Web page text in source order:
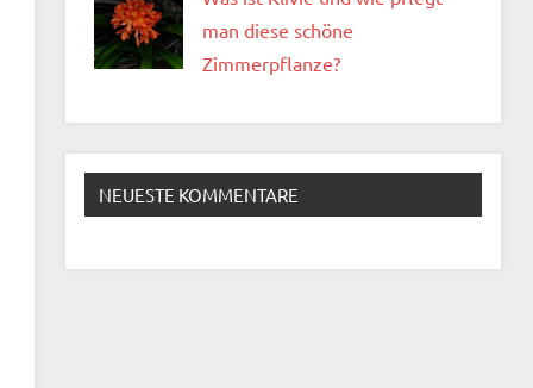
man diese schöne
Zimmerpflanze?
NEUESTE KOMMENTARE